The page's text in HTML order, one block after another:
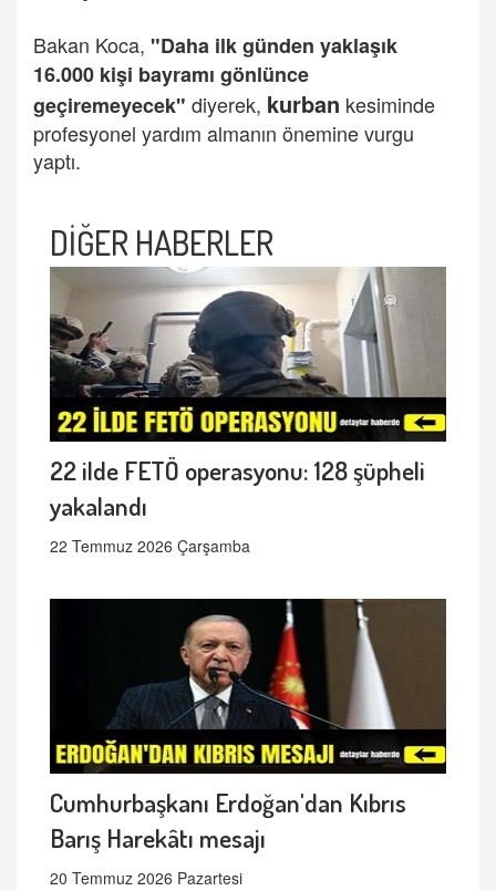
Bakan Koca, "Daha ilk günden yaklaşık
16.000 kişi bayramı gönlünce
geçiremeyecek" diyerek, kurban kesiminde
profesyonel yardım almanın önemine vurgu
yaptı.
DİĞER HABERLER
22 ilde FETÖ operasyonu: 128 şüpheli
yakalandı
22 Temmuz 2026 Çarşamba
Cumhurbaşkanı Erdoğan'dan Kıbrıs
Barış Harekâtı mesajı
20 Temmuz 2026 Pazartesi